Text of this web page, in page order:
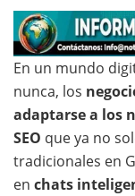
En un mundo
nunca, los
adaptarse a los
SEO que ya no
tradicionales en
en chats